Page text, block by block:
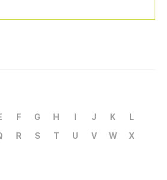
F G H I J K
L
R S T U V W
X